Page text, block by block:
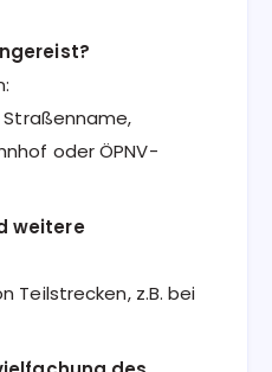
Straßenname,
oder ÖPNV-
weitere
Teilstrecken, z.B. bei